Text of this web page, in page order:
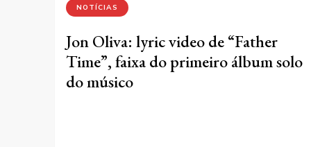
NOTÍCIAS
Jon Oliva: lyric video de “Father
Time”, faixa do primeiro álbum solo
do músico